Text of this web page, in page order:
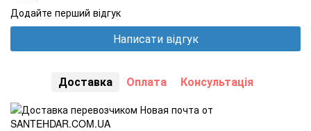
Додайте перший відгук
Написати відгук
Доставка Оплата Консультація